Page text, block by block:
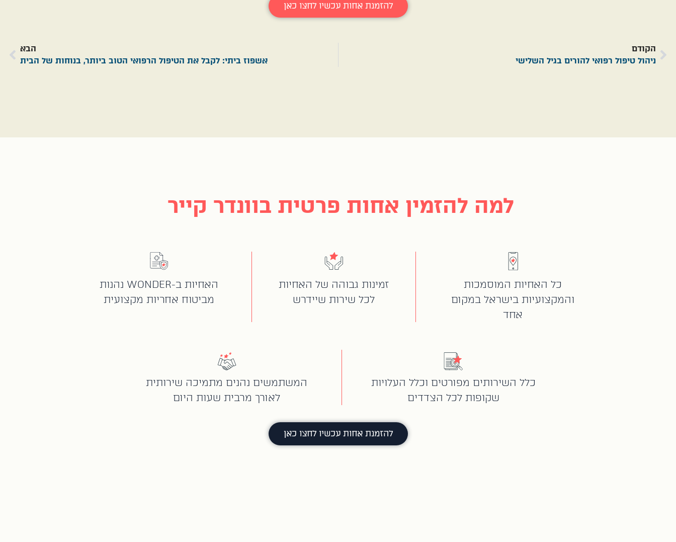
להזמנת אחות עכשיו לחצו כאן
הקודם
ניהול טיפול רפואי להורים בגיל השלישי
הבא
אשפוז ביתי: לקבל את הטיפול הרפואי הטוב ביותר, בנוחות של הבית
למה להזמין אחות פרטית בוונדר קייר
כל האחיות המוסמכות
והמקצועיות בישראל במקום
אחד
זמינות גבוהה של האחיות
לכל שירות שיידרש
האחיות ב-WONDER נהנות
מביטוח אחריות מקצועית
כלל השירותים מפורטים וכלל העלויות
שקופות לכל הצדדים
המשתמשים נהנים מתמיכה שירותית
לאורך מרבית שעות היום
להזמנת אחות עכשיו לחצו כאן